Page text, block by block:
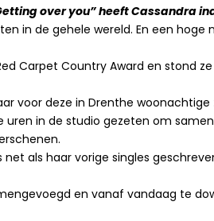
over you” heeft Cassandra
in de gehele wereld. En een
Carpet Country Award en stond
voor deze in Drenthe woonachtige
uren in de studio gezeten om
net als haar vorige singles
en vanaf vandaag te